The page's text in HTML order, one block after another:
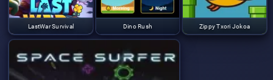
LastWar Survival Dino Rush Zippy Txori Jokoa